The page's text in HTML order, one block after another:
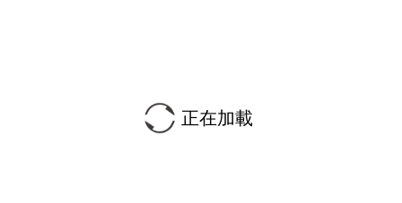
正在加載